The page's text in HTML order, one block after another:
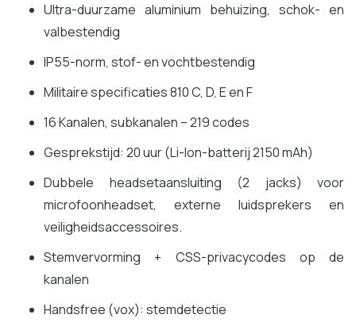
Ultra-duurzame aluminium behuizing, schok- en
valbestendig
IP55-norm, stof- en vochtbestendig
Militaire specificaties 810 C, D, E en F
16 Kanalen, subkanalen – 219 codes
Gesprekstijd: 20 uur (Li-Ion-batterij 2150 mAh)
Dubbele headsetaansluiting (2 jacks) voor
microfoonheadset, externe luidsprekers en
veiligheidsaccessoires.
Stemvervorming + CSS-privacycodes op de
kanalen
Handsfree (vox): stemdetectie